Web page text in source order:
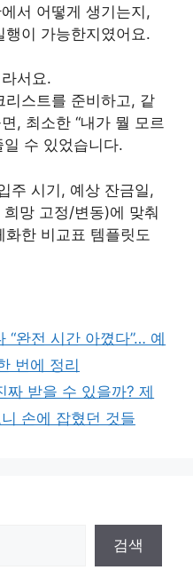
서 어떻게 생기는지,
행이 가능한지였어요.
서요.
리스트를 준비하고, 같
, 최소한 “내가 뭘 모르
일 수 있었습니다.
주 시기, 예상 잔금일,
망 고정/변동)에 맞춰
한 비교표 템플릿도
“완전 시간 아꼈다”… 예
번에 정리
짜 받을 수 있을까? 제
손에 잡혔던 것들
검색